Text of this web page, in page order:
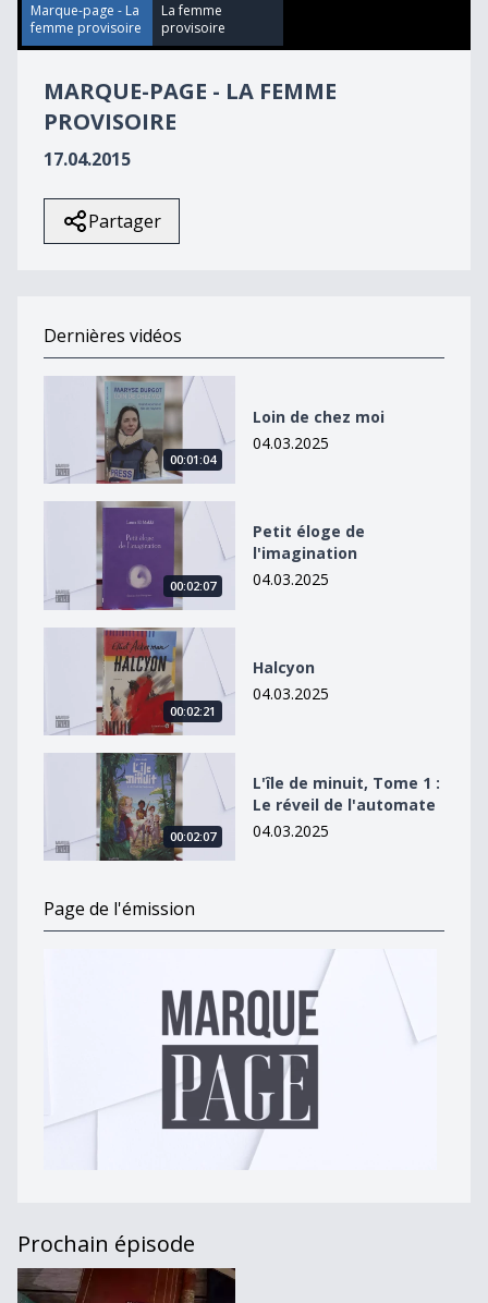
42
seconds
Marque-page - La
femme provisoire
La femme
provisoire
MARQUE-PAGE - LA FEMME
PROVISOIRE
17.04.2015
Partager
Dernières vidéos
Loin de chez moi
00:01:04
Loin de chez moi
04.03.2025
Petit éloge de l&#039;imagination
00:02:07
Petit éloge de
l'imagination
04.03.2025
Halcyon
00:02:21
Halcyon
04.03.2025
L&#039;île de minuit, Tome 1 : Le réveil de
00:02:07
L'île de minuit, Tome 1 :
Le réveil de l'automate
04.03.2025
Page de l'émission
Prochain épisode
Marque-page - Amours